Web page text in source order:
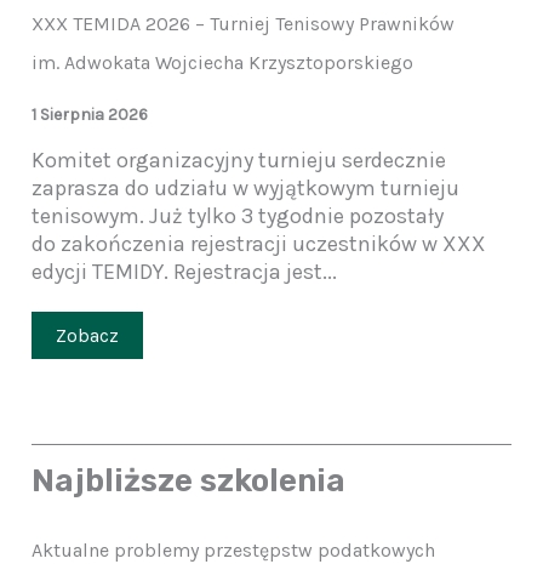
XXX TEMIDA 2026 – Turniej Tenisowy Prawników
im. Adwokata Wojciecha Krzysztoporskiego
1 Sierpnia 2026
Komitet organizacyjny turnieju serdecznie
zaprasza do udziału w wyjątkowym turnieju
tenisowym. Już tylko 3 tygodnie pozostały
do zakończenia rejestracji uczestników w XXX
edycji TEMIDY. Rejestracja jest...
Zobacz
Najbliższe szkolenia
Aktualne problemy przestępstw podatkowych